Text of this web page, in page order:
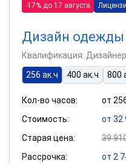
-17% до 17 августа
Дизайн одежды
Квалификация:
256 ак.ч
400 ак.ч 800
Кол-во часов:
от
Стоимость:
от 32
Старая цена:
39
Рассрочка:
от 2